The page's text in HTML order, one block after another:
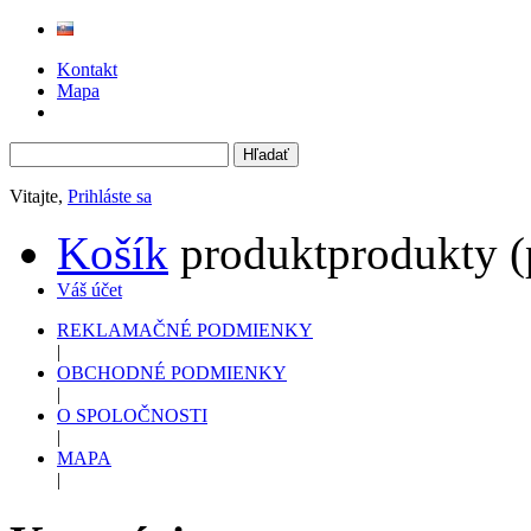
Kontakt
Mapa
Vitajte, Prihláste sa
Košík produktprodukty
Váš účet
REKLAMAČNÉ PODMIENKY
|
OBCHODNÉ PODMIENKY
|
O SPOLOČNOSTI
|
MAPA
|